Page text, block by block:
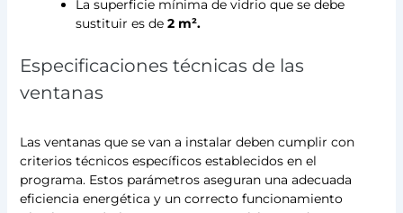
La superficie mínima de vidrio que se debe
sustituir es de 2 m².
Especificaciones técnicas de las
ventanas
Las ventanas que se van a instalar deben cumplir con
criterios técnicos específicos establecidos en el
programa. Estos parámetros aseguran una adecuada
eficiencia energética y un correcto funcionamiento